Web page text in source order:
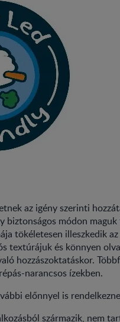
az igény szerinti
biztonságos módon maguk
tökéletesen illeszkedik
textúrájuk és könnyen
hozzászoktatáskor.
narancsos ízekben.
előnnyel is
származik, nem